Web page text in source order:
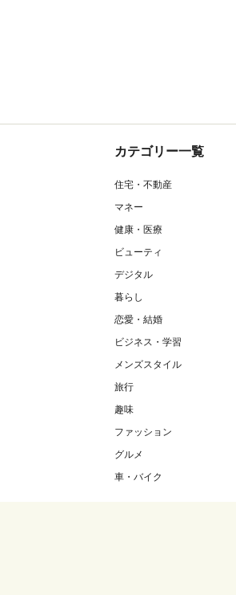
カテゴリー一覧
住宅・不動産
マネー
健康・医療
ビューティ
デジタル
暮らし
恋愛・結婚
ビジネス・学習
メンズスタイル
旅行
趣味
ファッション
グルメ
車・バイク